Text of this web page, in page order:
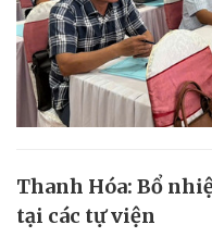
Thanh Hóa: Bổ
tại các tự viện